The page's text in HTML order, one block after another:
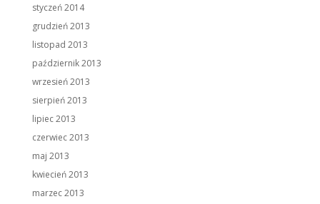
styczeń 2014
grudzień 2013
listopad 2013
październik 2013
wrzesień 2013
sierpień 2013
lipiec 2013
czerwiec 2013
maj 2013
kwiecień 2013
marzec 2013